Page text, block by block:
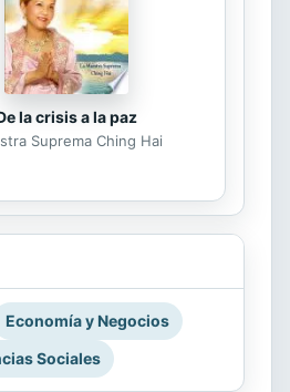
la crisis a la paz
Suprema Ching Hai
Economía y Negocios
Sociales